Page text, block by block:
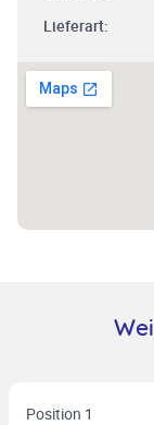
Lieferart:
Position 1